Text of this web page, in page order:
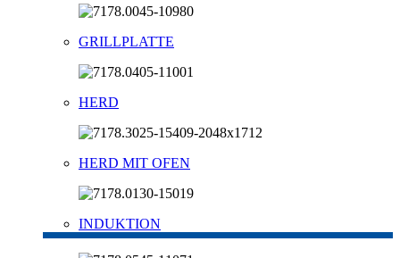
GRILLPLATTE
HERD
HERD MIT OFEN
INDUKTION